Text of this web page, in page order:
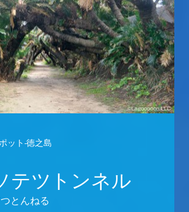
ット-徳之島
テツトンネル
とんねる